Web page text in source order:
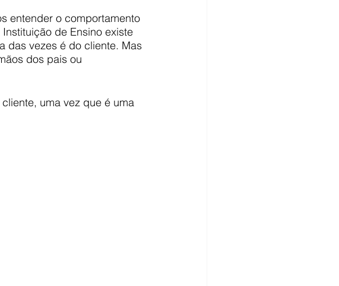
entender o comportamento
de Ensino existe
das vezes é do cliente. Mas
dos pais ou
uma vez que é uma